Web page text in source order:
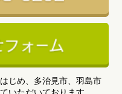
じめ、多治見市、羽島市
いただいております。